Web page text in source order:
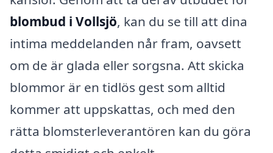
blombud i Vollsjö, kan du se till att dina
intima meddelanden når fram, oavsett
om de är glada eller sorgsna. Att skicka
blommor är en tidlös gest som alltid
kommer att uppskattas, och med den
rätta blomsterleverantören kan du göra